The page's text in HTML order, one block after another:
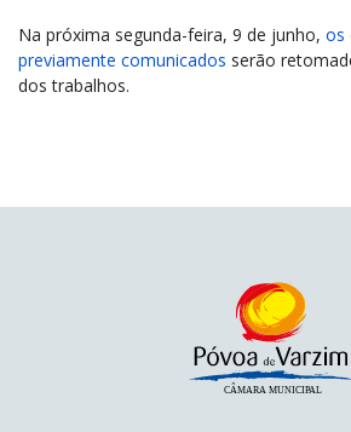
Na próxima segunda-feira, 9 de junho, os
previamente comunicados serão
dos trabalhos.